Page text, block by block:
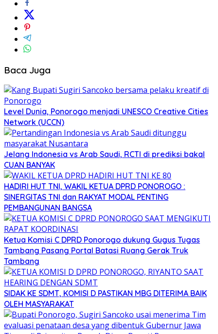
Baca Juga
Level Dunia, Ponorogo menjadi UNESCO Creative Cities
Network (UCCN)
Jelang Indonesia vs Arab Saudi, RCTI di prediksi bakal
CUAN BANYAK
HADIRI HUT TNI, WAKIL KETUA DPRD PONOROGO :
SINERGITAS TNI dan RAKYAT MODAL PENTING
PEMBANGUNAN BANGSA
Ketua Komisi C DPRD Ponorogo dukung Gugus Tugas
Tambang Pasang Portal Batasi Ruang Gerak Truk
Tambang
SIDAK KE SDMT, KOMISI D PASTIKAN MBG DITERIMA BAIK
OLEH MASYARAKAT